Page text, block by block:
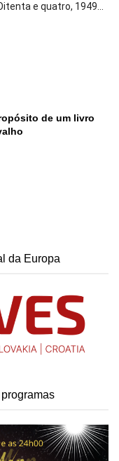
e quatro, 1949...
de um livro
da Europa